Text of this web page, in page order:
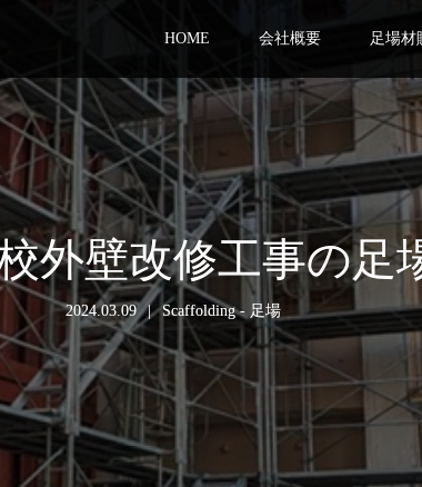
HOME 会社概要 足場材
外壁改修工事の足
2024.03.09 Scaffolding - 足場